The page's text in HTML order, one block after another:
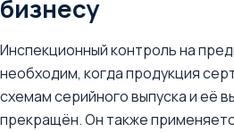
бизнесу
Инспекционный контроль на
необходим, когда продукция
схемам серийного выпуска и её
прекращён. Он также